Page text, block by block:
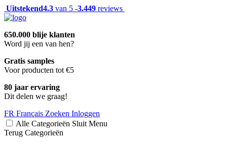
Uitstekend4.3 van 5 -3.449 reviews
650.000 blije klanten
Word jij een van hen?
Gratis samples
Voor producten tot €5
80 jaar ervaring
Dit delen we graag!
FR Français Zoeken Inloggen
Alle Categorieën Sluit Menu
Terug Categorieën